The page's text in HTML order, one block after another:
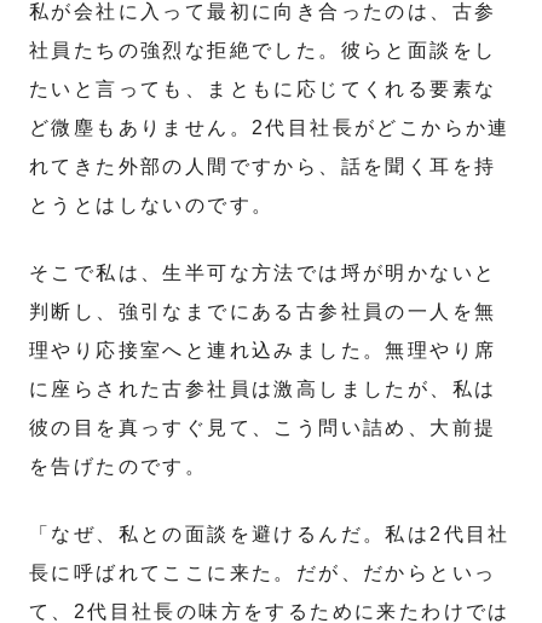
私が会社に入って最初に向き合ったのは、古参
社員たちの強烈な拒絶でした。彼らと面談をし
たいと言っても、まともに応じてくれる要素な
ど微塵もありません。2代目社長がどこからか連
れてきた外部の人間ですから、話を聞く耳を持
とうとはしないのです。
そこで私は、生半可な方法では埒が明かないと
判断し、強引なまでにある古参社員の一人を無
理やり応接室へと連れ込みました。無理やり席
に座らされた古参社員は激高しましたが、私は
彼の目を真っすぐ見て、こう問い詰め、大前提
を告げたのです。
「なぜ、私との面談を避けるんだ。私は2代目社
長に呼ばれてここに来た。だが、だからといっ
て、2代目社長の味方をするために来たわけでは